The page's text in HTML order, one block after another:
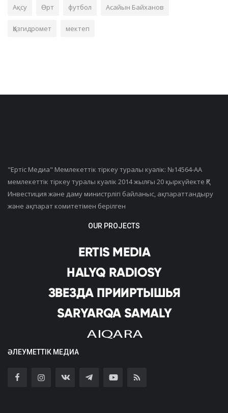
Ақсу Өрт футбол Асайын Байханов
Қазгидромет мектеп
"Ертiс Медиа" Мемлекеттік тіркеу туралы куәлік: №14564-АА
мемлекеттік тіркеу туралы куәлік 2014 жылғы 20 қыркүйекте ҚР
Инвестиция және даму министрлігі байланыс, ақпараттандыру
және ақпарат комитетімен берілген
OUR PROJECTS
ӘЛЕУМЕТТІК МЕДИА